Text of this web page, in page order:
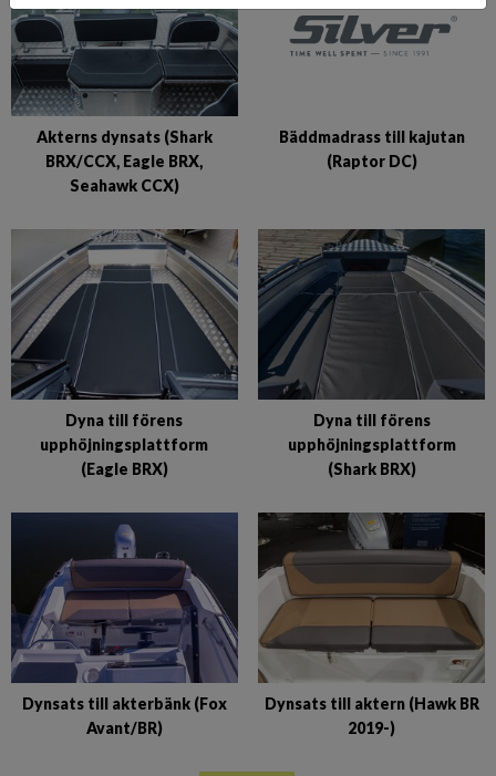
Akterns dynsats (Shark
BRX/CCX, Eagle BRX,
Seahawk CCX)
Bäddmadrass till kajutan
(Raptor DC)
Dyna till förens
upphöjningsplattform
(Eagle BRX)
Dyna till förens
upphöjningsplattform
(Shark BRX)
Dynsats till akterbänk (Fox
Avant/BR)
Dynsats till aktern (Hawk BR
2019-)